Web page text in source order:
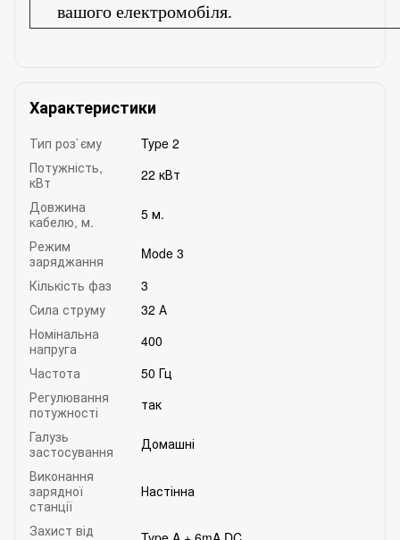
вашого електромобіля.
Характеристики
Тип роз`єму
Type 2
Потужність,
кВт
22 кВт
Довжина
кабелю, м.
5 м.
Режим
заряджання
Mode 3
Кількість фаз
3
Сила струму
32 А
Номінальна
напруга
400
Частота
50 Гц
Регулювання
потужності
так
Галузь
застосування
Домашні
Виконання
зарядної
станції
Настінна
Захист від